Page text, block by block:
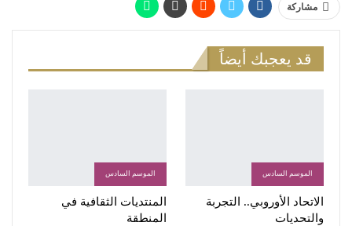
مشاركة
قد يعجبك أيضاً
الموسم السادس
الاتحاد الأوروبي.. التجربة
والتحديات
الموسم السادس
المنتديات الثقافية في
المنطقة